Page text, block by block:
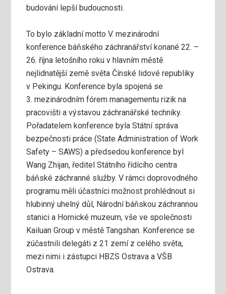
budování lepší budoucnosti.
To bylo základní motto V. mezinárodní
konference báňského záchranářství konané 22. –
26. října letošního roku v hlavním městě
nejlidnatější země světa Čínské lidové republiky
v Pekingu. Konference byla spojená se
3. mezinárodním fórem managementu rizik na
pracovišti a výstavou záchranářské techniky.
Pořadatelem konference byla Státní správa
bezpečnosti práce (State Administration of Work
Safety – SAWS) a předsedou konference byl
Wang Zhijan, ředitel Státního řídícího centra
báňské záchranné služby. V rámci doprovodného
programu měli účastníci možnost prohlédnout si
hlubinný uhelný důl, Národní báňskou záchrannou
stanici a Hornické muzeum, vše ve společnosti
Kailuan Group v městě Tangshan. Konference se
zúčastnili delegáti z 21 zemí z celého světa,
mezi nimi i zástupci HBZS Ostrava a VŠB
Ostrava.